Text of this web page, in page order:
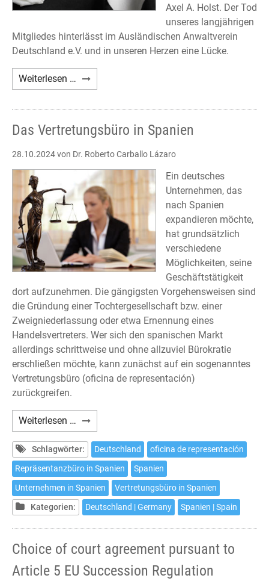
Axel A. Holst. Der Tod
unseres langjährigen
Mitgliedes hinterlässt im Ausländischen Anwaltverein
Deutschland e.V. und in unseren Herzen eine Lücke.
Weiterlesen … Nachruf
Axel
A.
Das Vertretungsbüro in Spanien
28.10.2024von Dr. Roberto Carballo Lázaro
Ein deutsches
Unternehmen, das
nach Spanien
expandieren möchte,
hat grundsätzlich
verschiedene
Möglichkeiten, seine
Geschäftstätigkeit
dort aufzunehmen. Die gängigsten Vorgehensweisen sind
die Gründung einer Tochtergesellschaft bzw. einer
Zweigniederlassung oder etwa Ernennung eines
Handelsvertreters. Wer sich den spanischen Markt
allerdings schrittweise und ohne allzuviel Bürokratie
erschließen möchte, kann zunächst auf ein sogenanntes
Vertretungsbüro (oficina de representación)
zurückgreifen.
Weiterlesen … Das
Vertretungsbüro
in
Spanien
Schlagwörter: Deutschland
oficina de representación
Repräsentanzbüro in Spanien
Spanien
Unternehmen in Spanien
Vertretungsbüro in Spanien
Kategorien:
Deutschland | Germany Spanien | Spain
Choice of court agreement pursuant to
Article 5 EU Succession Regulation